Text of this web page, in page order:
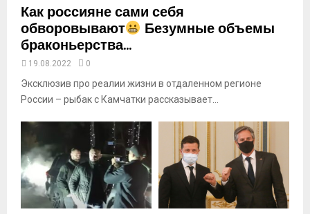
Как россияне сами себя
обворовывают Безумные объемы
браконьерства...
19.08.2022 0
Эксклюзив про реалии жизни в отдаленном регионе
России – рыбак с Камчатки рассказывает...